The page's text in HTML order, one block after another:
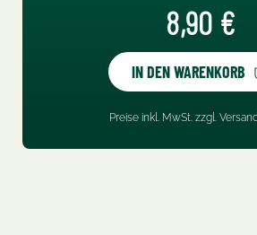
8,90 €
IN DEN WARENKORB
Preise inkl. MwSt. zzgl.